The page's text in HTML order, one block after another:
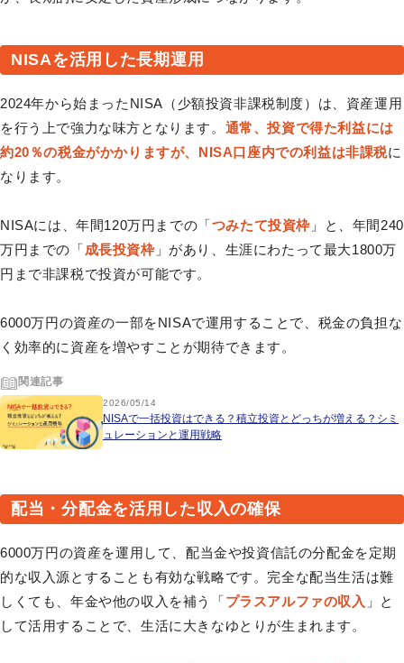
NISAを活用した長期運用
2024年から始まったNISA（少額投資非課税制度）は、資産運用
を行う上で強力な味方となります。 通常、投資で得た利益には
約20％の税金がかかりますが、NISA口座内での利益は非課税に
なります。
NISAには、年間120万円までの「 つみたて投資枠 」と、年間240
万円までの「 成長投資枠」があり、生涯にわたって最大1800万
円まで非課税で投資が可能です。
6000万円の資産の一部をNISAで運用することで、税金の負担な
く効率的に資産を増やすことが期待できます。
関連記事
2026/05/14
NISAで一括投資はできる？積立投資とどっちが増える？シミ
ュレーションと運用戦略
配当・分配金を活用した収入の確保
6000万円の資産を運用して、配当金や投資信託の分配金を定期
的な収入源とすることも有効な戦略です。完全な配当生活は難
しくても、年金や他の収入を補う「 プラスアルファの収入 」と
して活用することで、生活に大きなゆとりが生まれます。